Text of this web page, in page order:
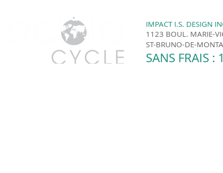
IMPACT I.S. DESIGN
1123 BOUL. MARIE-
ST-BRUNO-DE-
SANS FRAIS